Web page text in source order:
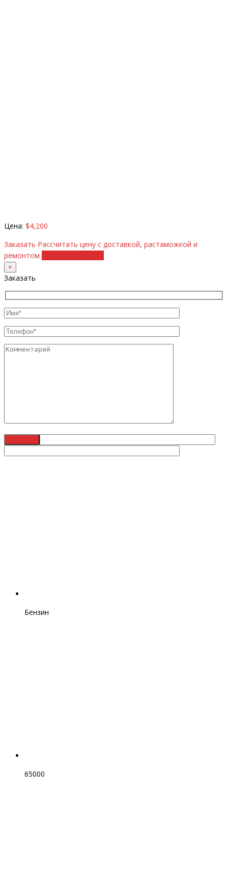
Цена: $4,200
Заказать Рассчитать цену с доставкой, растаможкой и
ремонтом
×
Заказать
Бензин
65000